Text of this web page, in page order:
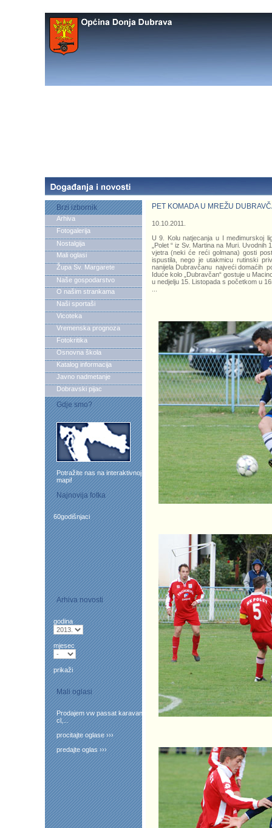
Brzi izbornik
Arhiva
Fotogalerija
Nostalgija
Mali oglasi
Župa Sv. Margarete
Naše gospodarstvo
O našim strankama
Naši sportaši
Vicoteka
Vremenska prognoza
Fotokritika
Osnovna škola
Katalog informacija
Javno nadmetanje
Dobravski pijac
Gdje smo?
Potražite nas na interaktivnoj
mapi!
Najnovija fotka
60godišnjaci
Arhiva novosti
godina
mjesec
prikaži
Mali oglasi
Prodajem vw passat karavan
cl,...
procitajte oglase ›››
predajte oglas ›››
PET KOMADA U MREŽU
10.10.2011.
U 9. Kolu natjecanja u I međimurskoj
„Polet “ iz Sv. Martina na Muri.
vjetra (neki će reći golmana) gosti
ispustila, nego je utakmicu rutinski
nanijela Dubravčanu najveći domaćih
Iduće kolo „Dubravčan“ gostuje u
u nedjelju 15. Listopada s početkom u